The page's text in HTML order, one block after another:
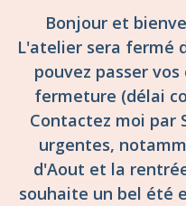
Bonjour et
L'atelier sera fermé
pouvez passer
fermeture (délai
Contactez moi par
urgentes,
d'Aout et la
souhaite un bel été